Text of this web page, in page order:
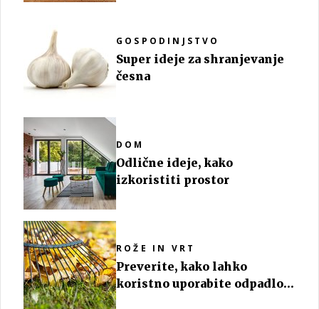
GOSPODINJSTVO
Super ideje za shranjevanje
česna
DOM
Odlične ideje, kako
izkoristiti prostor
ROŽE IN VRT
Preverite, kako lahko
koristno uporabite odpadlo